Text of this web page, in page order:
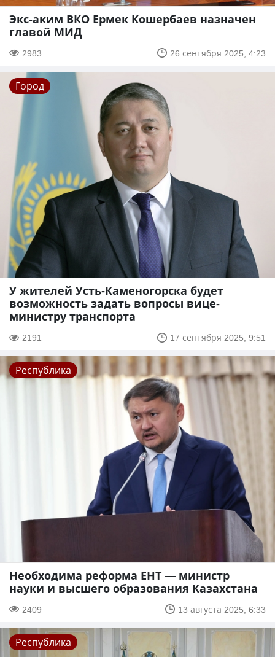
Экс-аким ВКО Ермек Кошербаев назначен
главой МИД
2983 26 сентября 2025, 4:23
Город
У жителей Усть-Каменогорска будет
возможность задать вопросы вице-
министру транспорта
2191 17 сентября 2025, 9:51
Республика
Необходима реформа ЕНТ — министр
науки и высшего образования Казахстана
2409 13 августа 2025, 6:33
Республика